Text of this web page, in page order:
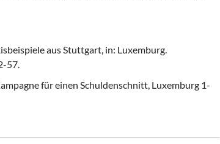
aus Stuttgart, in: Luxemburg.
57.
für einen Schuldenschnitt, Luxemburg 1-